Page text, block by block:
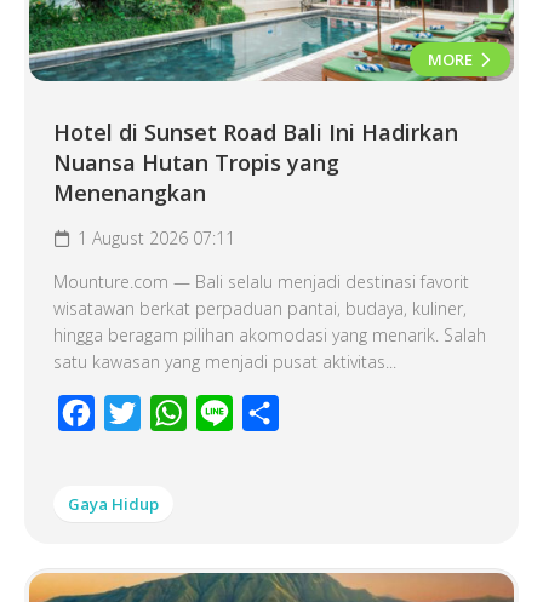
MORE
Hotel di Sunset Road Bali Ini Hadirkan
Nuansa Hutan Tropis yang
Menenangkan
1 August 2026 07:11
Mounture.com — Bali selalu menjadi destinasi favorit
wisatawan berkat perpaduan pantai, budaya, kuliner,
hingga beragam pilihan akomodasi yang menarik. Salah
satu kawasan yang menjadi pusat aktivitas...
Facebook
Twitter WhatsApp
Line
Gaya Hidup